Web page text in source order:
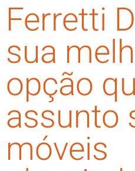
Ferretti
sua
opção
assunto
móveis